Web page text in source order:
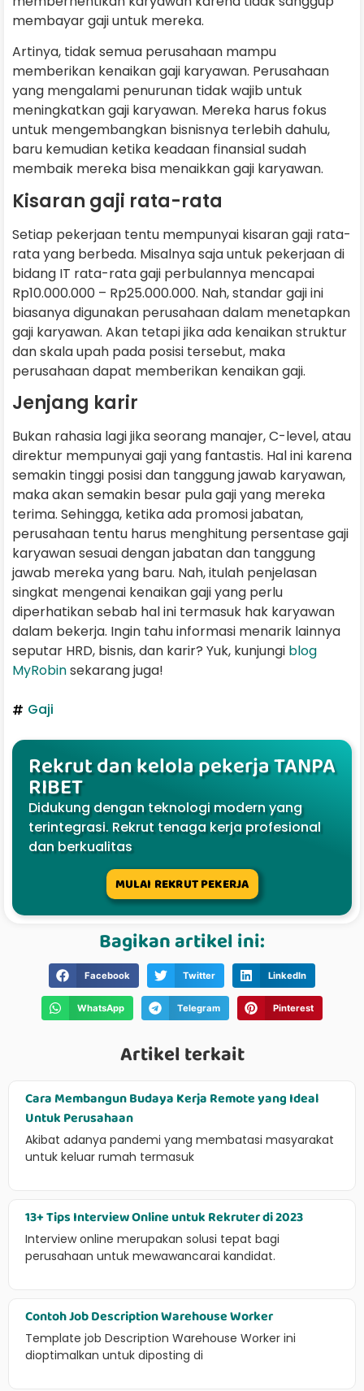
membayar gaji untuk mereka.
Artinya, tidak semua perusahaan mampu
memberikan kenaikan gaji karyawan. Perusahaan
yang mengalami penurunan tidak wajib untuk
meningkatkan gaji karyawan. Mereka harus fokus
untuk mengembangkan bisnisnya terlebih dahulu,
baru kemudian ketika keadaan finansial sudah
membaik mereka bisa menaikkan gaji karyawan.
Kisaran gaji rata-rata
Setiap pekerjaan tentu mempunyai kisaran gaji rata-
rata yang berbeda. Misalnya saja untuk pekerjaan di
bidang IT rata-rata gaji perbulannya mencapai
Rp10.000.000 – Rp25.000.000. Nah, standar gaji ini
biasanya digunakan perusahaan dalam menetapkan
gaji karyawan. Akan tetapi jika ada kenaikan struktur
dan skala upah pada posisi tersebut, maka
perusahaan dapat memberikan kenaikan gaji.
Jenjang karir
Bukan rahasia lagi jika seorang manajer, C-level, atau
direktur mempunyai gaji yang fantastis. Hal ini karena
semakin tinggi posisi dan tanggung jawab karyawan,
maka akan semakin besar pula gaji yang mereka
terima. Sehingga, ketika ada promosi jabatan,
perusahaan tentu harus menghitung persentase gaji
karyawan sesuai dengan jabatan dan tanggung
jawab mereka yang baru. Nah, itulah penjelasan
singkat mengenai kenaikan gaji yang perlu
diperhatikan sebab hal ini termasuk hak karyawan
dalam bekerja. Ingin tahu informasi menarik lainnya
seputar HRD, bisnis, dan karir? Yuk, kunjungi blog
MyRobinsekarang juga!
Gaji
Rekrut dan kelola pekerja TANPA
RIBET
Didukung dengan teknologi modern yang
terintegrasi. Rekrut tenaga kerja profesional
dan berkualitas
MULAI REKRUT PEKERJA
Bagikan artikel ini:
Facebook Twitter LinkedIn
WhatsApp Telegram Pinterest
Artikel terkait
Cara Membangun Budaya Kerja Remote yang Ideal
Untuk Perusahaan
Akibat adanya pandemi yang membatasi masyarakat
untuk keluar rumah termasuk
13+ Tips Interview Online untuk Rekruter di 2023
Interview online merupakan solusi tepat bagi
perusahaan untuk mewawancarai kandidat.
Contoh Job Description Warehouse Worker
Template job Description Warehouse Worker ini
dioptimalkan untuk diposting di